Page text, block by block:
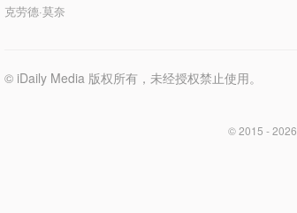
克劳德·莫奈
© iDaily Media 版权所有，未经授权禁止使用。
© 2015 - 2026